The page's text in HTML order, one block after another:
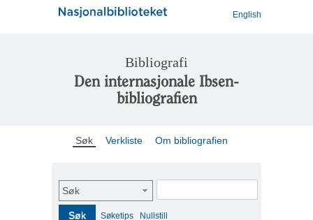
English
Bibliografi
Den internasjonale Ibsen-
bibliografien
Søk Verkliste Om bibliografien
Søk
Søk Søketips Nullstill